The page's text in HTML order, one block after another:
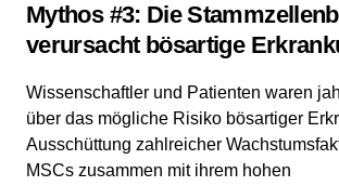
Mythos #3: Die
verursacht bösartige
Wissenschaftler und Patienten waren
über das mögliche Risiko bösartiger
Ausschüttung zahlreicher
MSCs zusammen mit ihrem hohen